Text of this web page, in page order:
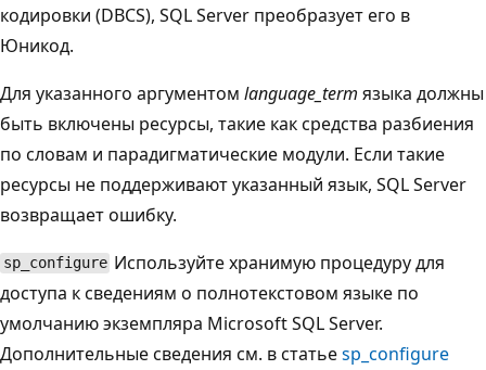
кодировки (DBCS), SQL Server преобразует его в
Юникод.
Для указанного аргументом language_term языка должны
быть включены ресурсы, такие как средства разбиения
по словам и парадигматические модули. Если такие
ресурсы не поддерживают указанный язык, SQL Server
возвращает ошибку.
sp_configure Используйте хранимую процедуру для
доступа к сведениям о полнотекстовом языке по
умолчанию экземпляра Microsoft SQL Server.
Дополнительные сведения см. в статьеsp_configure